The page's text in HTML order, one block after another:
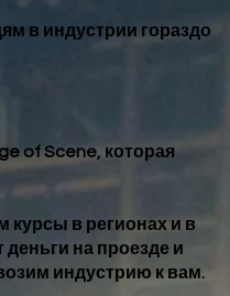
в индустрии гораздо
of Scene, которая
курсы в регионах и в
на проезде и
индустрию к вам.